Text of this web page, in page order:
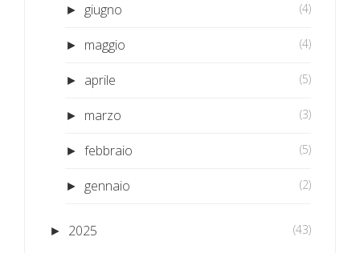
► giugno (4)
► maggio (4)
► aprile (5)
► marzo (3)
► febbraio (5)
► gennaio (2)
► 2025 (43)